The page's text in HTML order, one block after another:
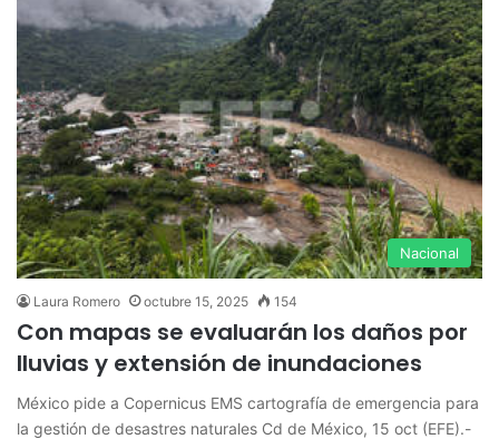
Nacional
Laura Romero octubre 15, 2025 154
Con mapas se evaluarán los daños por
lluvias y extensión de inundaciones
México pide a Copernicus EMS cartografía de emergencia para
la gestión de desastres naturales Cd de México, 15 oct (EFE).-